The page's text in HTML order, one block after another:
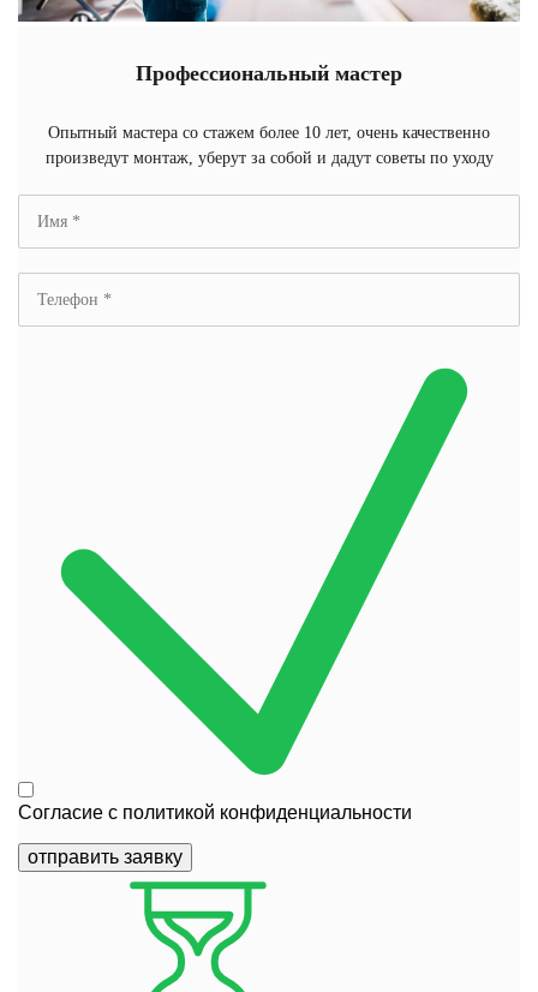
Профессиональный мастер
Опытный мастера со стажем более 10 лет, очень качественно
произведут монтаж, уберут за собой и дадут советы по уходу
Согласие с политикой конфиденциальности
отправить заявку